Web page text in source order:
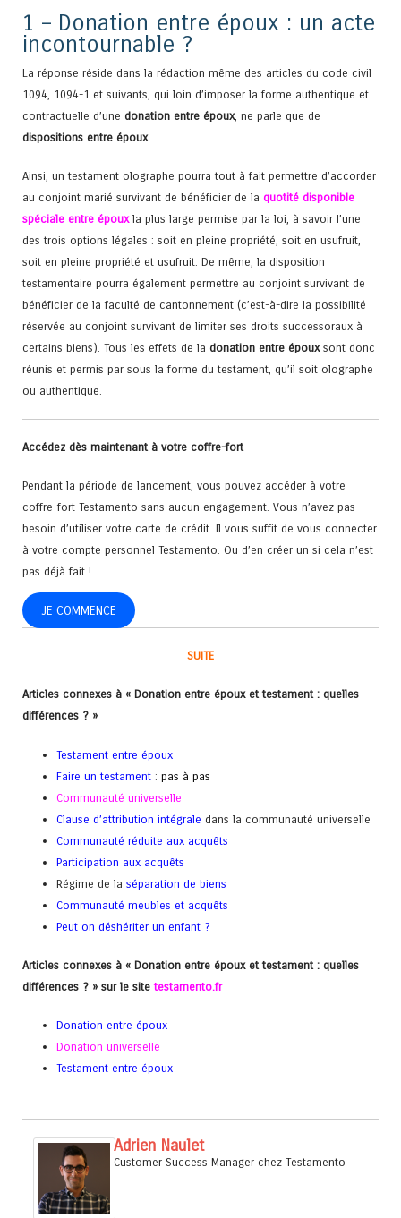
1 – Donation entre époux : un acte
incontournable ?
La réponse réside dans la rédaction même des articles du code civil
1094, 1094-1 et suivants, qui loin d’imposer la forme authentique et
contractuelle d’une donation entre époux, ne parle que de
dispositions entre époux.
Ainsi, un testament olographe pourra tout à fait permettre d’accorder
au conjoint marié survivant de bénéficier de la quotité disponible
spéciale entre épouxla plus large permise par la loi, à savoir l’une
des trois options légales : soit en pleine propriété, soit en usufruit,
soit en pleine propriété et usufruit. De même, la disposition
testamentaire pourra également permettre au conjoint survivant de
bénéficier de la faculté de cantonnement (c’est-à-dire la possibilité
réservée au conjoint survivant de limiter ses droits successoraux à
certains biens). Tous les effets de la donation entre épouxsont donc
réunis et permis par sous la forme du testament, qu’il soit olographe
ou authentique.
Accédez dès maintenant à votre coffre-fort
Pendant la période de lancement, vous pouvez accéder à votre
coffre-fort Testamento sans aucun engagement. Vous n’avez pas
besoin d’utiliser votre carte de crédit. Il vous suffit de vous connecter
à votre compte personnel Testamento. Ou d’en créer un si cela n’est
pas déjà fait !
JE COMMENCE
SUITE
Articles connexes à « Donation entre époux et testament : quelles
différences ? »
Testament entre époux
Faire un testament :pas à pas
Communauté universelle
Clause d’attribution intégrale dans la communauté universelle
Communauté réduite aux acquêts
Participation aux acquêts
Régime de laséparation de biens
Communauté meubles et acquêts
Peut on déshériter un enfant ?
Articles connexes à « Donation entre époux et testament : quelles
différences ? » sur le sitetestamento.fr
Donation entre époux
Donation universelle
Testament entre époux
Adrien Naulet
Customer Success Manager chez Testamento